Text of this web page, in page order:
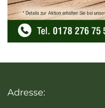
Adresse: